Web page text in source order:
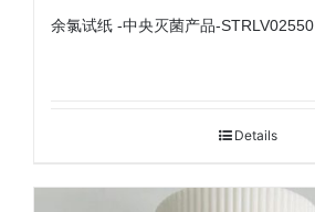
余氯试纸 -中央灭菌产品-STRLV02550
Details